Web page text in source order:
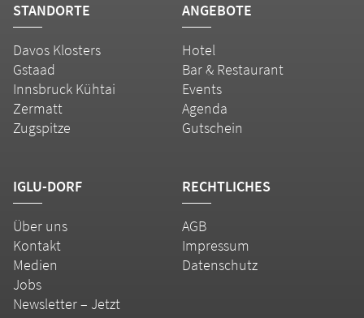
STANDORTE
Davos Klosters
Gstaad
Innsbruck Kühtai
Zermatt
Zugspitze
ANGEBOTE
Hotel
Bar & Restaurant
Events
Agenda
Gutschein
IGLU-DORF
Über uns
Kontakt
Medien
Jobs
Newsletter – Jetzt
RECHTLICHES
AGB
Impressum
Datenschutz